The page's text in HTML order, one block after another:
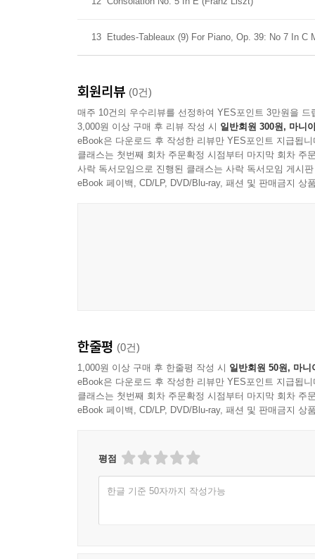
13 Etudes-Tableaux (9) For Piano, Op. 39: No 7 In C
회원리뷰 (0건)
매주 10건의 우수리뷰를 선정하여 YES포인트 3만원을 드
3,000원 이상 구매 후 리뷰 작성 시 일반회원 300원, 마니
eBook은 다운로드 후 작성한 리뷰만 YES포인트 지급됩니
클래스는 첫번째 회차 주문확정 시점부터 마지막 회차 주
사락 독서모임으로 진행된 클래스는 사락 독서모임 게시
eBook 페이백, CD/LP, DVD/Blu-ray, 패션 및 판매금지 상
한줄평 (0건)
1,000원 이상 구매 후 한줄평 작성 시 일반회원 50원, 마니
eBook은 다운로드 후 작성한 리뷰만 YES포인트 지급됩니
클래스는 첫번째 회차 주문확정 시점부터 마지막 회차 주
eBook 페이백, CD/LP, DVD/Blu-ray, 패션 및 판매금지 상
평점
한글 기준 50자까지 작성가능